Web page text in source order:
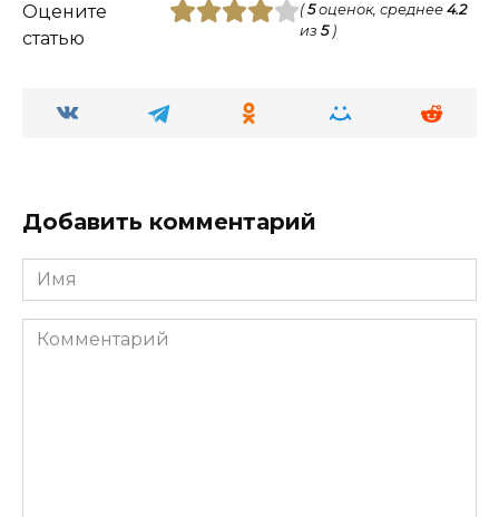
Оцените
статью
(5оценок, среднее4.2
из5)
Добавить комментарий
Имя
Комментарий